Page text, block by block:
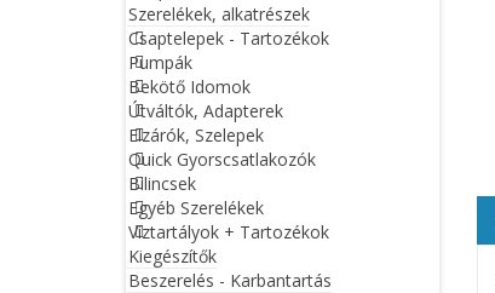
Szerelékek, alkatrészek
Csaptelepek - Tartozékok
Pumpák
Bekötő Idomok
Útváltók, Adapterek
Elzárók, Szelepek
Quick Gyorscsatlakozók
Bilincsek
Egyéb Szerelékek
Víztartályok + Tartozékok
Kiegészítők
Beszerelés - Karbantartás